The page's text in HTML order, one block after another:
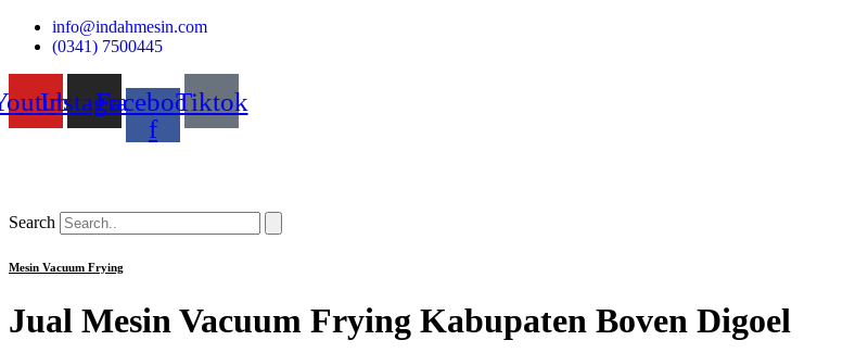
Skip
info@indahmesin.com
(0341) 7500445
InstagramFacebook-
f
Tiktok
Search
Mesin Vacuum Frying
Jual Mesin Vacuum Frying Kabupaten Boven Digoel